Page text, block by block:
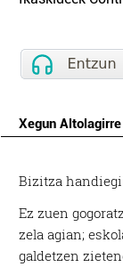
Xegun Altolagirre
Bizitza
Ez zuen
zela agian;
galdetzen